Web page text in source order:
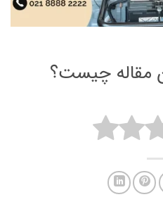
مقاله چیست؟